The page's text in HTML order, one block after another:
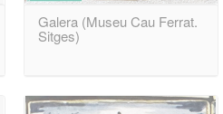
Galera (Museu Cau Ferrat.
Sitges)